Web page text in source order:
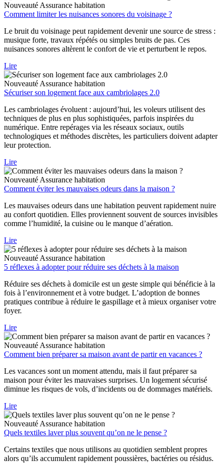
Nouveauté Assurance habitation
Comment limiter les nuisances sonores du voisinage ?
Le bruit du voisinage peut rapidement devenir une source de stress :
musique forte, travaux répétés ou simples bruits de pas. Ces
nuisances sonores altèrent le confort de vie et perturbent le repos.
Lire
Nouveauté Assurance habitation
Sécuriser son logement face aux cambriolages 2.0
Les cambriolages évoluent : aujourd’hui, les voleurs utilisent des
techniques de plus en plus sophistiquées, parfois inspirées du
numérique. Entre repérages via les réseaux sociaux, outils
technologiques et méthodes discrètes, les particuliers doivent adapter
leur protection.
Lire
Nouveauté Assurance habitation
Comment éviter les mauvaises odeurs dans la maison ?
Les mauvaises odeurs dans une habitation peuvent rapidement nuire
au confort quotidien. Elles proviennent souvent de sources invisibles
comme l’humidité, la cuisine ou le manque d’aération.
Lire
Nouveauté Assurance habitation
5 réflexes à adopter pour réduire ses déchets à la maison
Réduire ses déchets à domicile est un geste simple qui bénéficie à la
fois à l’environnement et à votre budget. L’adoption de bonnes
pratiques contribue à réduire le gaspillage et à mieux organiser votre
foyer.
Lire
Nouveauté Assurance habitation
Comment bien préparer sa maison avant de partir en vacances ?
Les vacances sont un moment attendu, mais il faut préparer sa
maison pour éviter les mauvaises surprises. Un logement sécurisé
diminue les risques de vols, d’incidents ou de dommages matériels.
Lire
Nouveauté Assurance habitation
Quels textiles laver plus souvent qu’on ne le pense ?
Certains textiles que nous utilisons au quotidien semblent propres
alors qu’ils accumulent rapidement poussières, bactéries ou résidus.